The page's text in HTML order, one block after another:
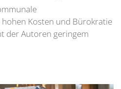
Kosten und Bürokratie
der Autoren geringem